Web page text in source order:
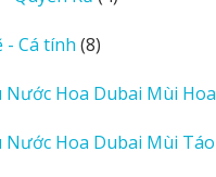
- Cá tính 88
phẩm
Nước Hoa Dubai Mùi
Nước Hoa Dubai Mùi Táo